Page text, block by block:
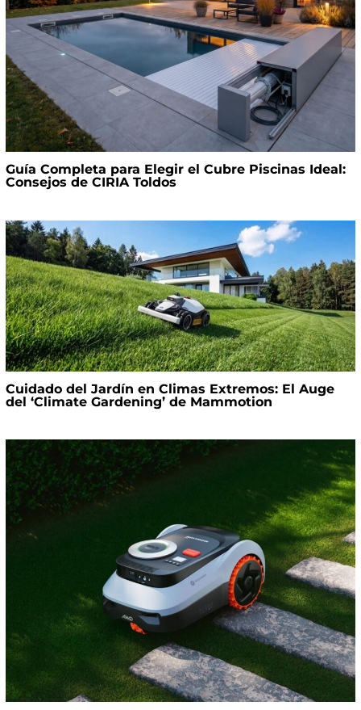
Guía Completa para Elegir el Cubre Piscinas Ideal:
Consejos de CIRIA Toldos
Cuidado del Jardín en Climas Extremos: El Auge
del ‘Climate Gardening’ de Mammotion